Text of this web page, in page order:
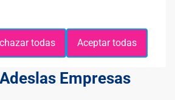
Empresas
todas Aceptar todas